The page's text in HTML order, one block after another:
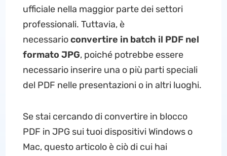
ufficiale nella maggior parte dei settori
professionali. Tuttavia, è
necessarioconvertire in batch il PDF nel
formato JPG, poiché potrebbe essere
necessario inserire una o più parti speciali
del PDF nelle presentazioni o in altri luoghi.
Se stai cercando di convertire in blocco
PDF in JPG sui tuoi dispositivi Windows o
Mac, questo articolo è ciò di cui hai